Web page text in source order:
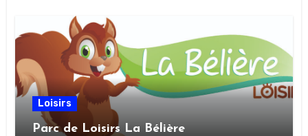
Loisirs
Parc de Loisirs La Bélière